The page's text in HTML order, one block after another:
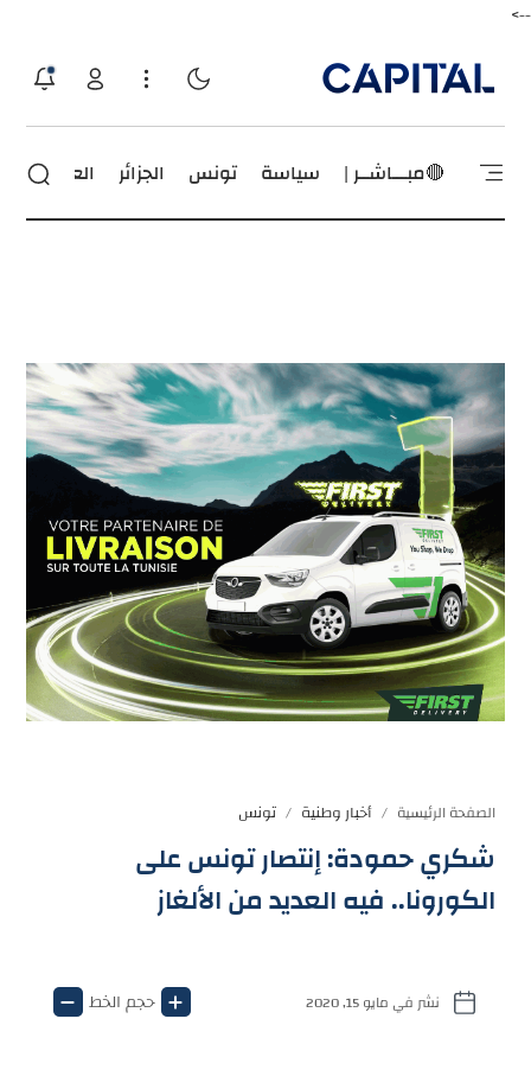
-->
🔴مبـــاشــر | سياسة تونس الجزائر العالم
الصفحة الرئيسية أخبار وطنية تونس
شكري حمودة: إنتصار تونس على
الكورونا.. فيه العديد من الألغاز
حجم الخط